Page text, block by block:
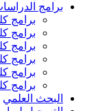
برامج
برامج
برامج
برامج
برامج
برامج
برامج
البحث العلمي